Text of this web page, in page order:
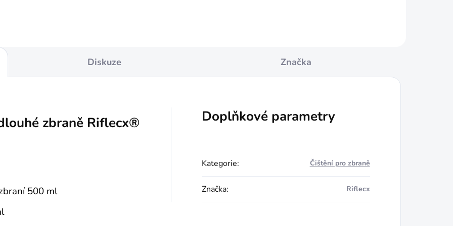
Diskuze Značka
zbraně Riflecx®
500 ml
Doplňkové parametry
Kategorie: Čištění pro zbraně
Značka: Riflecx